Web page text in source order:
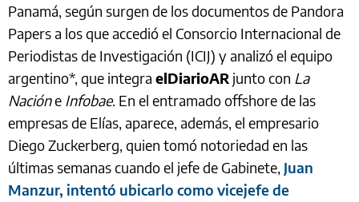
Panamá, según surgen de los documentos de Pandora
Papers a los que accedió el Consorcio Internacional de
Periodistas de Investigación (ICIJ) y analizó el equipo
argentino*, que integra elDiarioAR junto con La
Nacióne Infobae. En el entramado offshore de las
empresas de Elías, aparece, además, el empresario
Diego Zuckerberg, quien tomó notoriedad en las
últimas semanas cuando el jefe de Gabinete, Juan
Manzur, intentó ubicarlo como vicejefe de